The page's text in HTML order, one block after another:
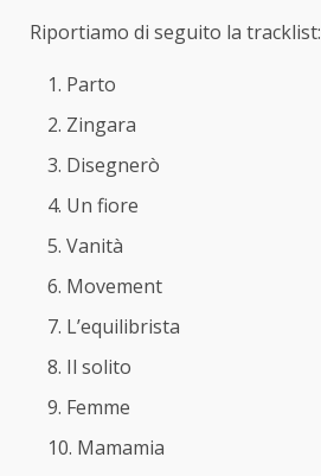
Riportiamo di seguito la tracklist:
Parto
Zingara
Disegnerò
Un fiore
Vanità
Movement
L’equilibrista
Il solito
Femme
Mamamia